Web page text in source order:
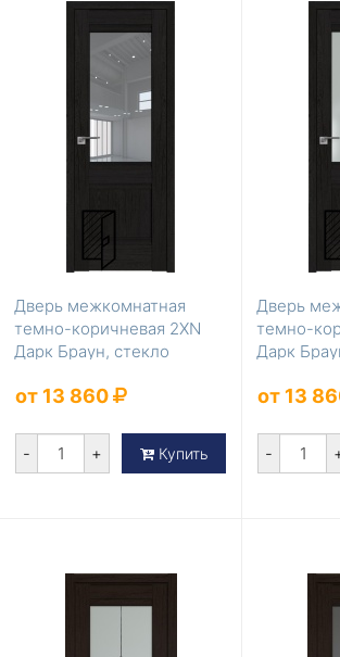
Дверь межкомнатная
темно-коричневая 2XN
Дарк Браун, стекло
от 13 860
- + Купить
Дверь
темно-
Дарк
от 13
-